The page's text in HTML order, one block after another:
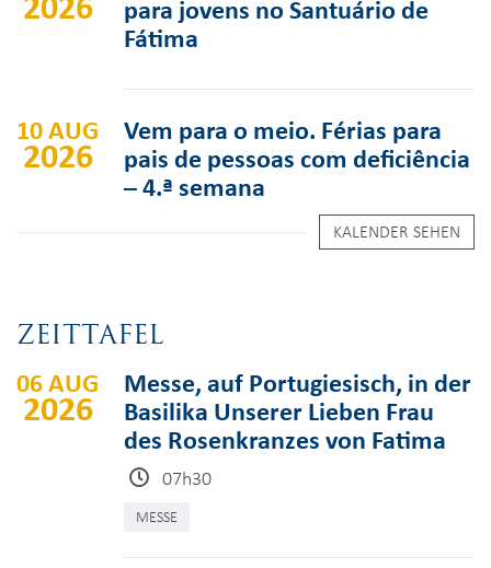
para jovens no Santuário de
Fátima
10 AUG
2026
Vem para o meio. Férias para
pais de pessoas com deficiência
– 4.ª semana
KALENDER SEHEN
ZEITTAFEL
06 AUG
2026
Messe, auf Portugiesisch, in der
Basilika Unserer Lieben Frau
des Rosenkranzes von Fatima
07h30
MESSE